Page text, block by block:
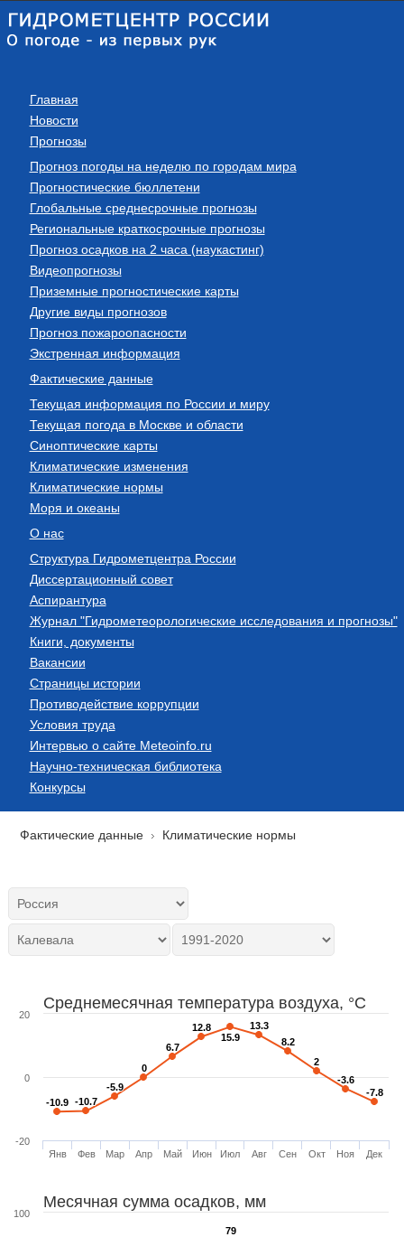
Главная
Новости
Прогнозы
Прогноз погоды на неделю по городам мира
Прогностические бюллетени
Глобальные среднесрочные прогнозы
Региональные краткосрочные прогнозы
Прогноз осадков на 2 часа (наукастинг)
Видеопрогнозы
Приземные прогностические карты
Другие виды прогнозов
Прогноз пожароопасности
Экстренная информация
Фактические данные
Текущая информация по России и миру
Текущая погода в Москве и области
Синоптические карты
Климатические изменения
Климатические нормы
Моря и океаны
О нас
Структура Гидрометцентра России
Диссертационный совет
Аспирантура
Журнал "Гидрометеорологические исследования и прогнозы"
Книги, документы
Вакансии
Страницы истории
Противодействие коррупции
Условия труда
Интервью о сайте Meteoinfo.ru
Научно-техническая библиотека
Конкурсы
Фактические данные Климатические нормы
Среднемесячная температура воздуха, °C
-10.9
-10.9 -10.7
-10.7
-5.9
-5.9
0
0
6.7
6.7
12.8
12.8
15.9
15.9
13.3
13.3
8.2
8.2
2
2
-3.6
-3.6
-7.8
-7.8
Янв Фев Мар Апр Май Июн Июл Авг Сен Окт Ноя Дек
-20
0
20
Месячная сумма осадков, мм
79
79
100